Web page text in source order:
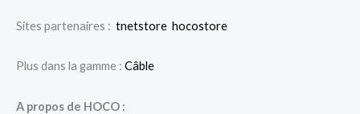
Sites partenaires : tnetstore hocostore
Plus dans la gamme : Câble
A propos de HOCO :